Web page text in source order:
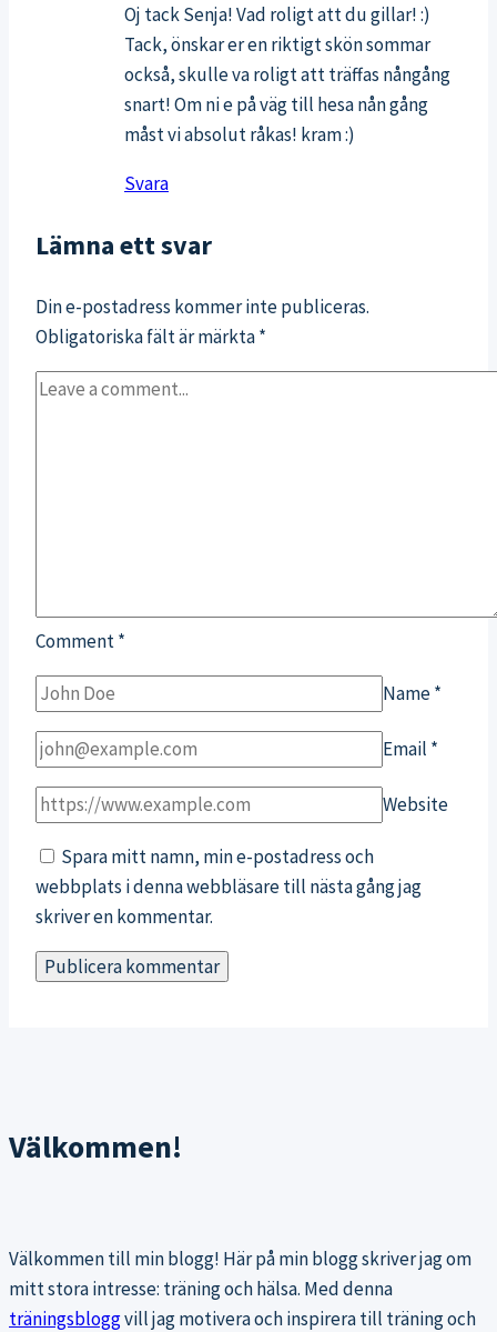
Oj tack Senja! Vad roligt att du gillar! :)
Tack, önskar er en riktigt skön sommar
också, skulle va roligt att träffas nångång
snart! Om ni e på väg till hesa nån gång
måst vi absolut råkas! kram :)
Svara
Lämna ett svar
Din e-postadress kommer inte publiceras.
Obligatoriska fält är märkta*
Comment*
Name*
Email *
Website
Spara mitt namn, min e-postadress och
webbplats i denna webbläsare till nästa gång jag
skriver en kommentar.
Välkommen!
Välkommen till min blogg! Här på min blogg skriver jag om
mitt stora intresse: träning och hälsa. Med denna
träningsbloggvill jag motivera och inspirera till träning och